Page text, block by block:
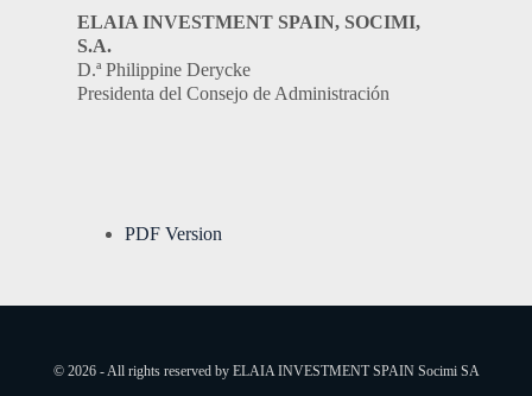
ELAIA INVESTMENT SPAIN, SOCIMI,
S.A.
D.ª Philippine Derycke
Presidenta del Consejo de Administración
PDF Version
© 2026 - All rights reserved by ELAIA INVESTMENT SPAIN Socimi SA